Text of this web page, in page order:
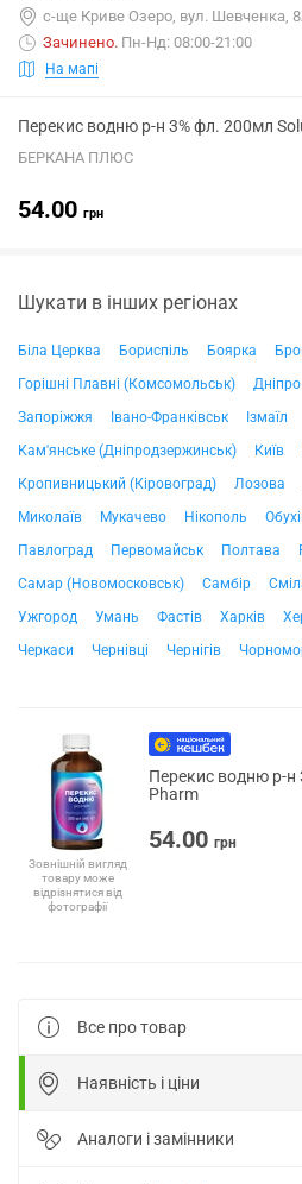
с-ще Криве Озеро, вул. Шевченка,
Зачинено. Пн-Нд: 08:00-21:00
На мапі
Перекис водню р-н 3% фл. 200мл
БЕРКАНА ПЛЮС
54.00 грн
Шукати в інших регіонах
Біла Церква Бориспіль Боярка
Горішні Плавні (Комсомольськ)
Дніпро
Запоріжжя
Івано-Франківськ Ізмаїл
Кам'янське (Дніпродзержинськ)
Київ
Кропивницький (Кіровоград)
Лозова
Миколаїв
Мукачево Нікополь
Павлоград
Первомайськ Полтава
Самар (Новомосковськ)
Самбір
Ужгород
Умань Фастів Харків
Черкаси
Чернівці Чернігів
Зовнішній вигляд
товару може
відрізнятися від
фотографії
Перекис водню р-н
Pharm
54.00 грн
Все про товар
Наявність і ціни
Аналоги і замінники